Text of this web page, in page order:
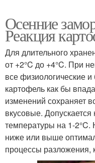
Осенние
Реакция
Для длительного
от +2°C до +4°C. При
все физиологические
картофель как бы
изменений сохраняет
вкусовые.
температуры на 1-2°C.
ниже или выше
процессы разложения,